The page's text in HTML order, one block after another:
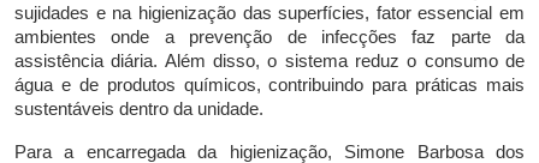
sujidades e na higienização das superfícies, fator essencial em
ambientes onde a prevenção de infecções faz parte da
assistência diária. Além disso, o sistema reduz o consumo de
água e de produtos químicos, contribuindo para práticas mais
sustentáveis dentro da unidade.
Para a encarregada da higienização, Simone Barbosa dos